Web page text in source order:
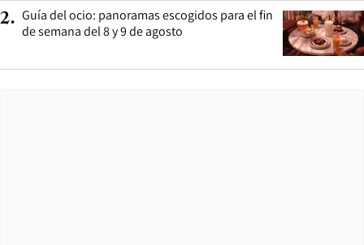
2. Guía del ocio: panoramas escogidos para el fin
de semana del 8 y 9 de agosto